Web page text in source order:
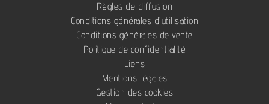
Règles de diffusion
Conditions générales d'utilisation
Conditions générales de vente
Politique de confidentialité
Liens
Mentions légales
Gestion des cookies